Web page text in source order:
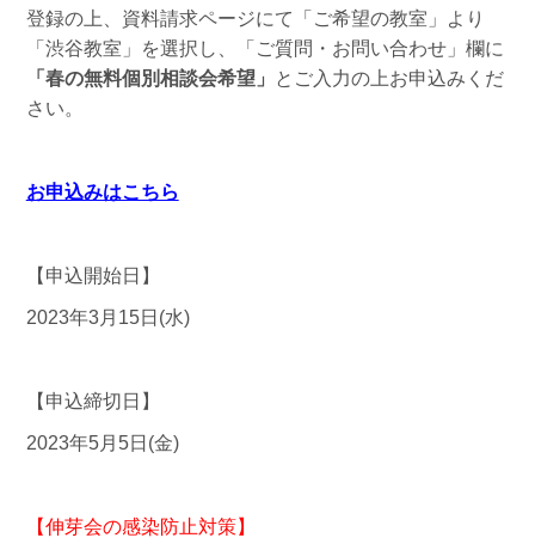
登録の上、資料請求ページにて「ご希望の教室」より
「渋谷教室」を選択し、「ご質問・お問い合わせ」欄に
「春の無料個別相談会希望」
とご入力の上お申込みくだ
さい。
お申込みはこちら
【申込開始日】
2023年3月15日(水)
【申込締切日】
2023年5月5日(金)
【伸芽会の感染防止対策】